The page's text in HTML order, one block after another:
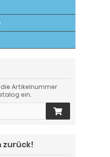
Artikelnummer
ein.
zurück!